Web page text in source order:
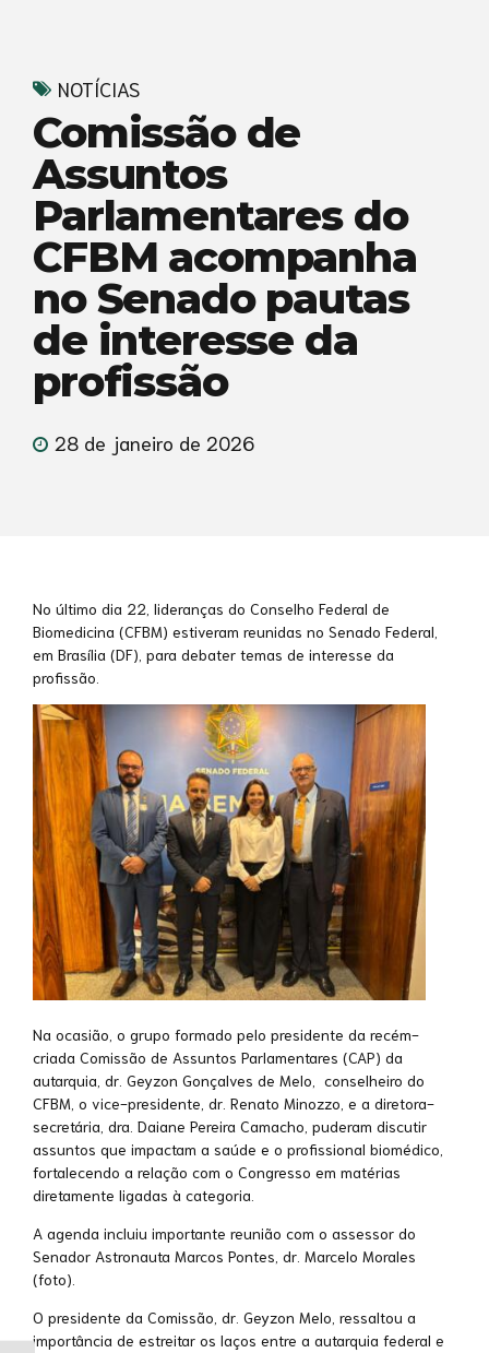
NOTÍCIAS
Comissão de
Assuntos
Parlamentares do
CFBM acompanha
no Senado pautas
de interesse da
profissão
28 de janeiro de 2026
No último dia 22, lideranças do Conselho Federal de
Biomedicina (CFBM) estiveram reunidas no Senado Federal,
em Brasília (DF), para debater temas de interesse da
profissão.
Na ocasião, o grupo formado pelo presidente da recém-
criada Comissão de Assuntos Parlamentares (CAP) da
autarquia, dr. Geyzon Gonçalves de Melo, conselheiro do
CFBM, o vice-presidente, dr. Renato Minozzo, e a diretora-
secretária, dra. Daiane Pereira Camacho, puderam discutir
assuntos que impactam a saúde e o profissional biomédico,
fortalecendo a relação com o Congresso em matérias
diretamente ligadas à categoria.
A agenda incluiu importante reunião com o assessor do
Senador Astronauta Marcos Pontes, dr. Marcelo Morales
(foto).
O presidente da Comissão, dr. Geyzon Melo, ressaltou a
importância de estreitar os laços entre a autarquia federal e